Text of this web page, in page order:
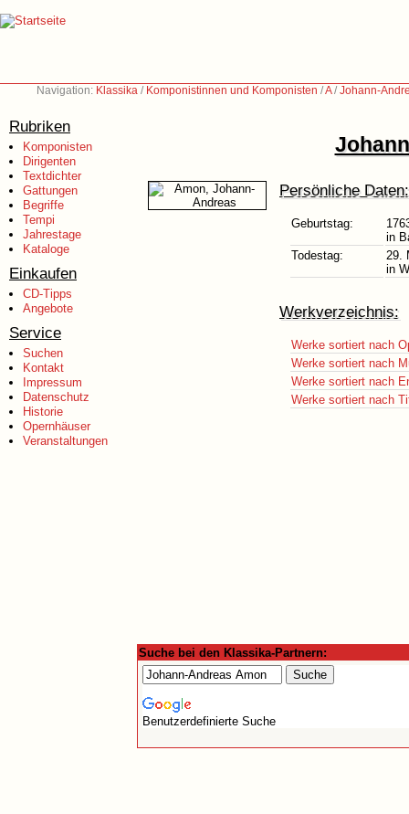
Navigation: Klassika / Komponistinnen und Komponisten /A/Johann-
Rubriken
Komponisten
Dirigenten
Textdichter
Gattungen
Begriffe
Tempi
Jahrestage
Kataloge
Einkaufen
CD-Tipps
Angebote
Service
Suchen
Kontakt
Impressum
Datenschutz
Historie
Opernhäuser
Veranstaltungen
Persönliche Daten:
Geburtstag:
in
Todestag:
29.
in
Werkverzeichnis:
Werke sortiert nach
Werke sortiert nach
Werke sortiert nach
Werke sortiert nach
Suche bei den Klassika-Partnern:
Benutzerdefinierte Suche